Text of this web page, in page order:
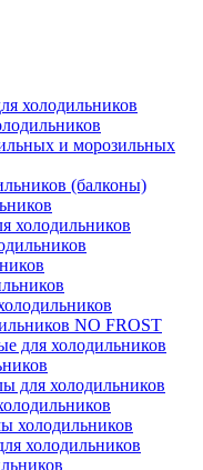
холодильников
и морозильных
(балконы)
холодильников
NO FROST
для холодильников
для холодильников
холодильников
холодильников